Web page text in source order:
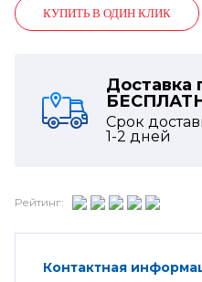
КУПИТЬ В ОДИН КЛИК
Срок
1-2 дней
Рейтинг:
Контактная